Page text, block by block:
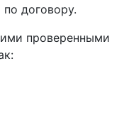
договору.
проверенными